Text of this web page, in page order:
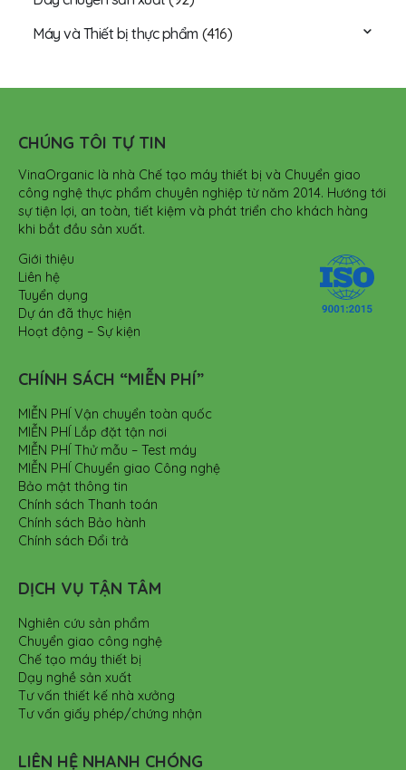
Máy và Thiết bị thực phẩm (416)
CHÚNG TÔI TỰ TIN
VinaOrganic là nhà Chế tạo máy thiết bị và Chuyển giao
công nghệ thực phẩm chuyên nghiệp từ năm 2014. Hướng tới
sự tiện lợi, an toàn, tiết kiệm và phát triển cho khách hàng
khi bắt đầu sản xuất.
Giới thiệu
Liên hệ
Tuyển dụng
Dự án đã thực hiện
Hoạt động – Sự kiện
CHÍNH SÁCH “MIỄN PHÍ”
MIỄN PHÍ Vận chuyển toàn quốc
MIỄN PHÍ Lắp đặt tận nơi
MIỄN PHÍ Thử mẫu – Test máy
MIỄN PHÍ Chuyển giao Công nghệ
Bảo mật thông tin
Chính sách Thanh toán
Chính sách Bảo hành
Chính sách Đổi trả
DỊCH VỤ TẬN TÂM
Nghiên cứu sản phẩm
Chuyển giao công nghệ
Chế tạo máy thiết bị
Dạy nghề sản xuất
Tư vấn thiết kế nhà xưởng
Tư vấn giấy phép/chứng nhận
LIÊN HỆ NHANH CHÓNG